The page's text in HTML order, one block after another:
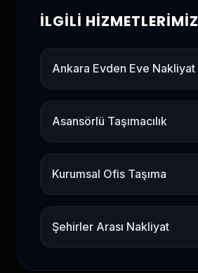
İLGILI HIZMETLERIMIZ
Ankara Evden Eve Nakliyat
Asansörlü Taşımacılık
Kurumsal Ofis Taşıma
Şehirler Arası Nakliyat